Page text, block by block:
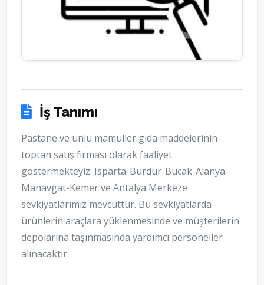
İş Tanımı
Pastane ve unlu mamüller gıda maddelerinin
toptan satış firması olarak faaliyet
göstermekteyiz. Isparta-Burdur-Bucak-Alanya-
Manavgat-Kemer ve Antalya Merkeze
sevkiyatlarımız mevcuttur. Bu sevkiyatlarda
ürünlerin araçlara yüklenmesinde ve müşterilerin
depolarına taşınmasında yardımcı personeller
alınacaktır.